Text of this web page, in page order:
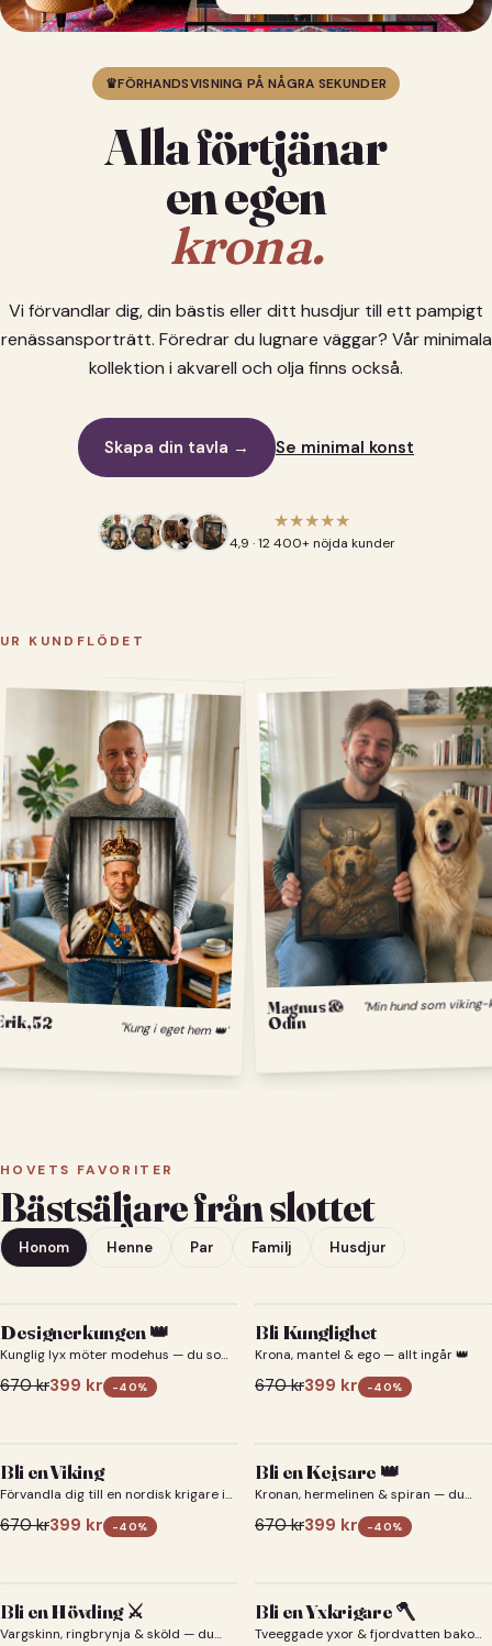
♛FÖRHANDSVISNING PÅ NÅGRA SEKUNDER
Alla förtjänar
en egen
krona.
Vi förvandlar dig, din bästis eller ditt husdjur till ett pampigt
renässansporträtt. Föredrar du lugnare väggar? Vår minimala
kollektion i akvarell och olja finns också.
Skapa din tavla → Se minimal konst
★★★★★
4,9 · 12 400+ nöjda kunder
UR KUNDFLÖDET
52 "Kung i eget hem 👑"
Magnus &
Odin
HOVETS FAVORITER
Bästsäljare från slottet
Honom Henne Par Familj Husdjur
Designerkungen 👑
Kunglig lyx möter modehus — du som
670kr399 kr -40%
Bli Kunglighet
Krona, mantel & ego — allt ingår 👑
670kr399 kr -40%
Bli en Viking
Förvandla dig till en nordisk krigare i
ett episkt vikingaporträtt.
670kr399 kr -40%
Bli en Kejsare 👑
Kronan, hermelinen & spiran — du
670kr399 kr -40%
Bli en Hövding ⚔️
Vargskinn, ringbrynja & sköld — du
Bli en Yxkrigare 🪓
Tveeggade yxor & fjordvatten bakom